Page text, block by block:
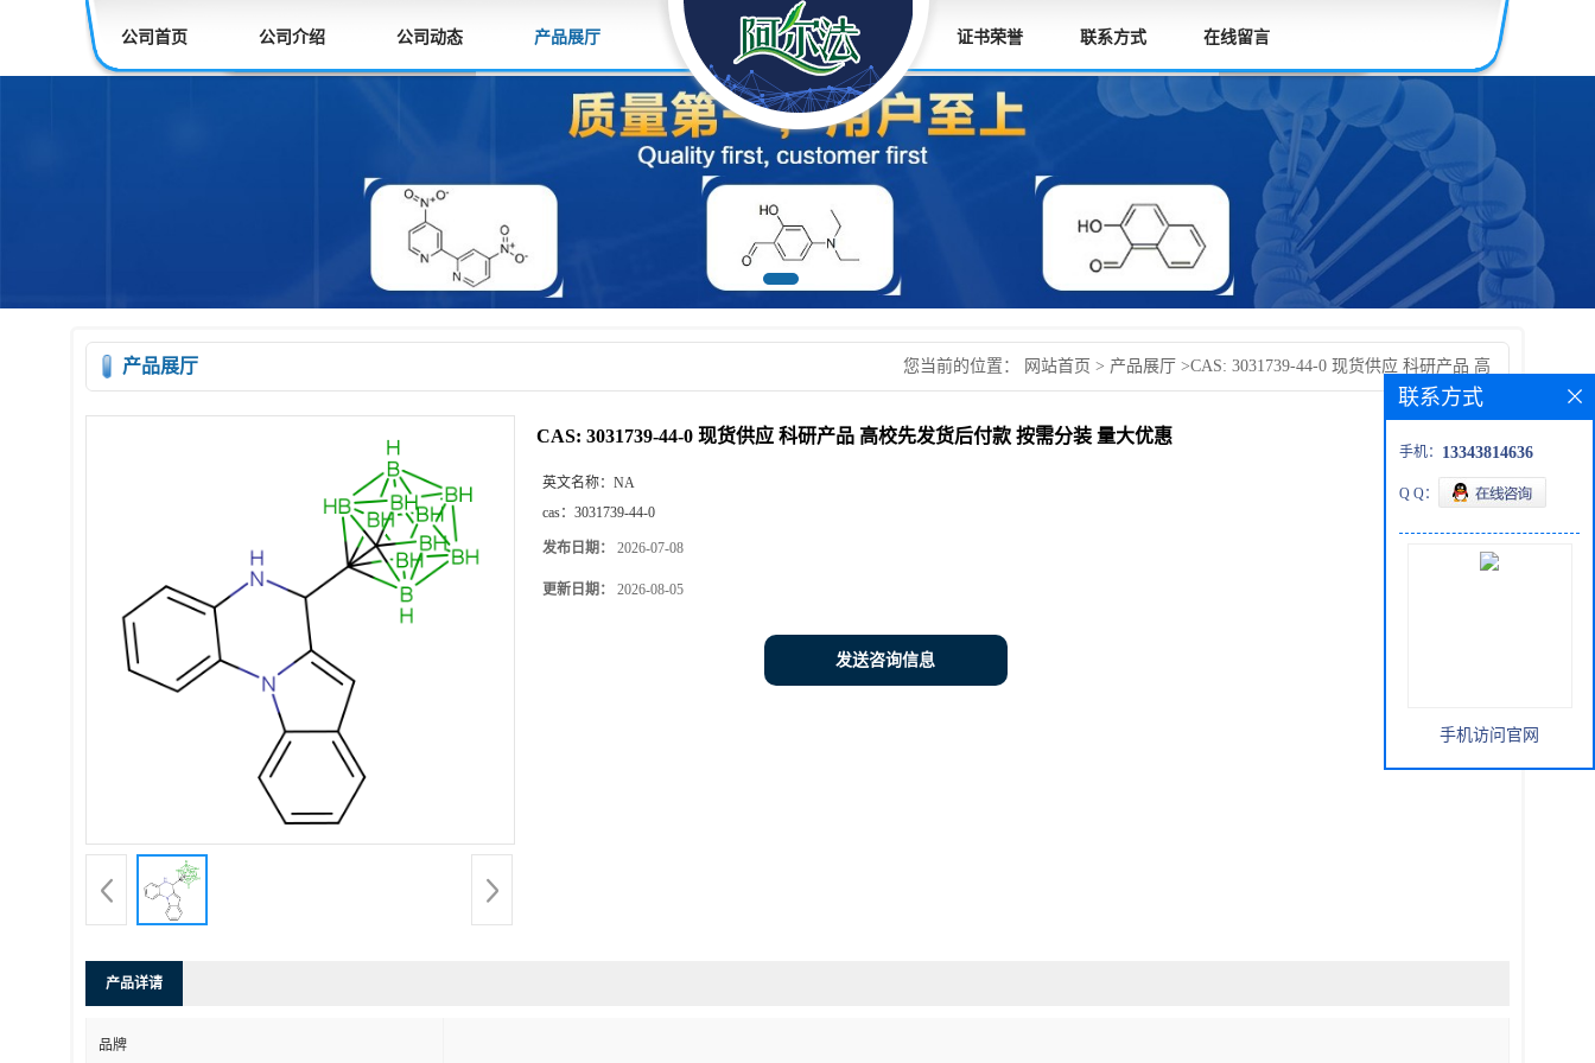
公司首页 公司介绍 公司动态 产品展厅 证书荣誉 联系方式 在线留言
产品展厅 您当前的位置： 网站首页 > 产品展厅 >CAS: 3031739-44-0 现货供应 科研产品 高
CAS: 3031739-44-0 现货供应 科研产品 高校先发货后付款 按需分装 量大优惠
英文名称： NA
cas： 3031739-44-0
发布日期： 2026-07-08
更新日期： 2026-08-05
发送咨询信息
产品详请
品牌
联系方式
手机： 13343814636
Q Q：
手机访问官网